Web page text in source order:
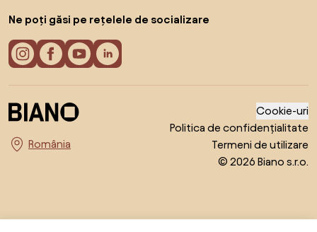
Ne poți găsi pe rețelele de socializare
Alege țara
Cookie-uri
Politica de confidențialitate
Termeni de utilizare
© 2026 Biano s.r.o.